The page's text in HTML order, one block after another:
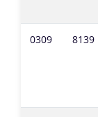
0309 8139